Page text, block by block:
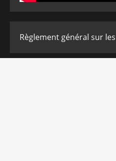
Règlement général sur